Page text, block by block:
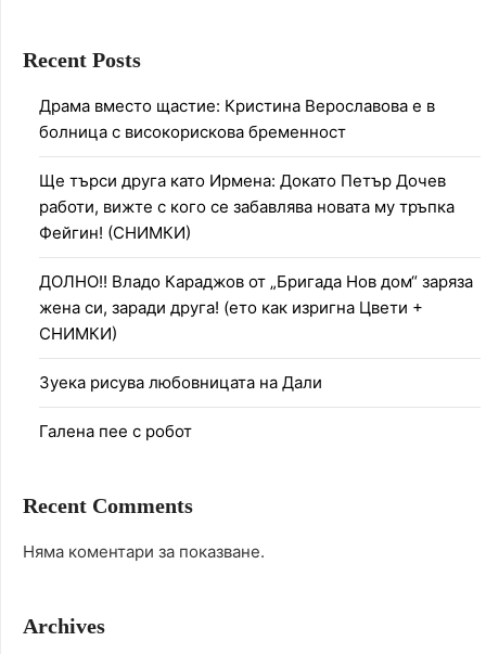
Recent Posts
Драма вместо щастие: Кристина Верославова е в
болница с високорискова бременност
Ще търси друга като Ирмена: Докато Петър Дочев
работи, вижте с кого се забавлява новата му тръпка
Фейгин! (СНИМКИ)
ДОЛНО!! Владо Караджов от „Бригада Нов дом“ заряза
жена си, заради друга! (ето как изригна Цвети +
СНИМКИ)
Зуека рисува любовницата на Дали
Галена пее с робот
Recent Comments
Няма коментари за показване.
Archives